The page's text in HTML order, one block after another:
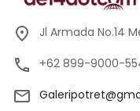
Jl Armada No.14
+62 899-9000-